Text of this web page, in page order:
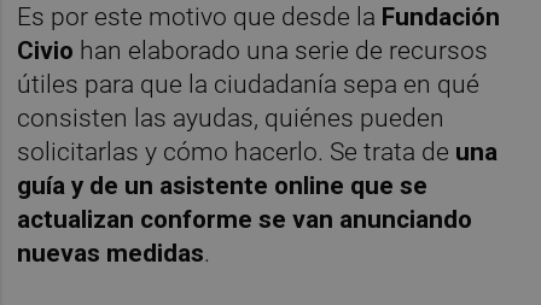
Es por este motivo que desde la Fundación
Civio han elaborado una serie de recursos
útiles para que la ciudadanía sepa en qué
consisten las ayudas, quiénes pueden
solicitarlas y cómo hacerlo. Se trata de una
guía y de un asistente online que se
actualizan conforme se van anunciando
nuevas medidas.